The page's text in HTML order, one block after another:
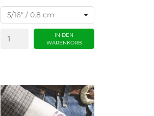
IN DEN
WARENKORB